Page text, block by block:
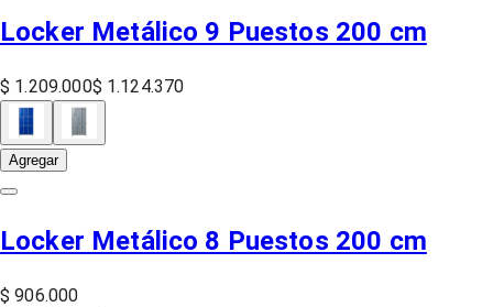
Locker Metálico 9 Puestos 200 cm
$ 1.209.000$ 1.124.370
Agregar
Locker Metálico 8 Puestos 200 cm
$ 906.000